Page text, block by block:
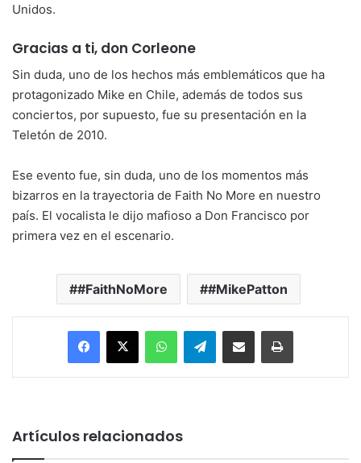
Unidos.
Gracias a ti, don Corleone
Sin duda, uno de los hechos más emblemáticos que ha
protagonizado Mike en Chile, además de todos sus
conciertos, por supuesto, fue su presentación en la
Teletón de 2010.
Ese evento fue, sin duda, uno de los momentos más
bizarros en la trayectoria de Faith No More en nuestro
país. El vocalista le dijo mafioso a Don Francisco por
primera vez en el escenario.
#FaithNoMore #MikePatton
Facebook
X WhatsAppTelegramEnviar vía email Imprimir
Artículos relacionados